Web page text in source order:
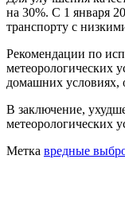
на 30%. С 1 января
транспорту с
Рекомендации по
метеорологических
домашних условиях,
В заключение,
метеорологических
Метка вредные